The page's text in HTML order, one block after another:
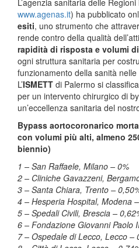
www.agenas.it) ha pubblicato
esiti, uno strumento che
rende contro della qualità
rapidità di risposta e volumi
ogni struttura sanitaria per
funzionamento della sanità nelle
L’ISMETT di Palermo si
per un intervento chirurgico di
un’eccellenza sanitaria del
Bypass aortocoronarico
con volumi più alti, almeno
biennio)
1 – San Raffaele, Milano – 0%
2 – Cliniche Gavazzeni,
3 – Santa Chiara, Trento –
4 – Hesperia Hospital, Modena
5 – Spedali Civili, Brescia –
6 – Fondazione Giovanni Paolo
7 – Ospedale di Lecco, Lecco –